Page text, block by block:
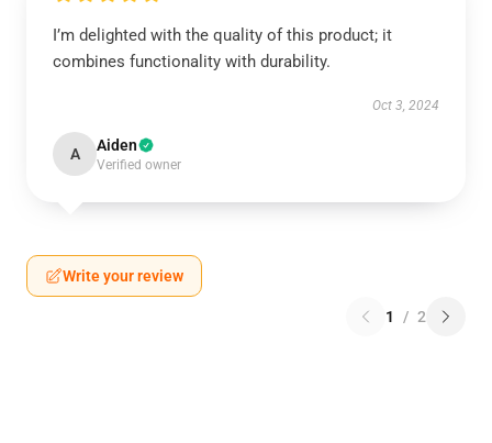
I’m delighted with the quality of this product; it
combines functionality with durability.
Oct 3, 2024
A Aiden
Verified owner
Write your review
1 / 2